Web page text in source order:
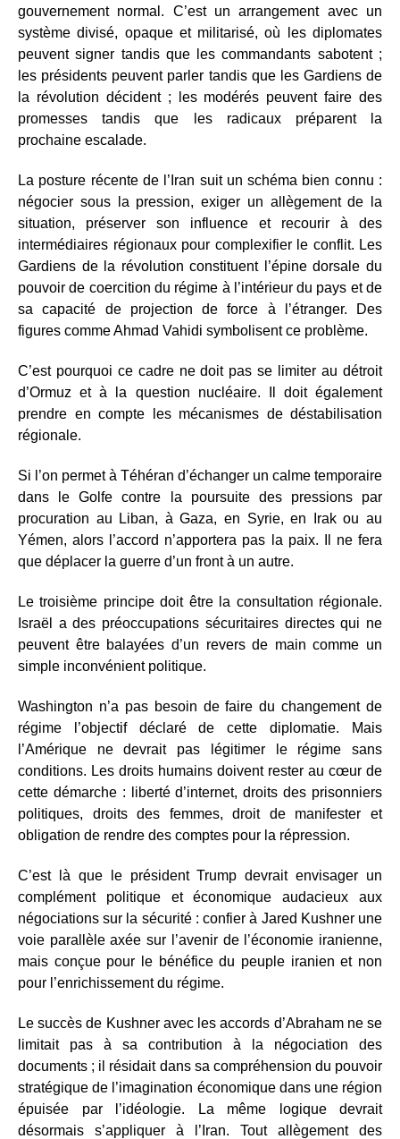
gouvernement normal. C’est un arrangement avec un
système divisé, opaque et militarisé, où les diplomates
peuvent signer tandis que les commandants sabotent ;
les présidents peuvent parler tandis que les Gardiens de
la révolution décident ; les modérés peuvent faire des
promesses tandis que les radicaux préparent la
prochaine escalade.
La posture récente de l’Iran suit un schéma bien connu :
négocier sous la pression, exiger un allègement de la
situation, préserver son influence et recourir à des
intermédiaires régionaux pour complexifier le conflit. Les
Gardiens de la révolution constituent l’épine dorsale du
pouvoir de coercition du régime à l’intérieur du pays et de
sa capacité de projection de force à l’étranger. Des
figures comme Ahmad Vahidi symbolisent ce problème.
C’est pourquoi ce cadre ne doit pas se limiter au détroit
d’Ormuz et à la question nucléaire. Il doit également
prendre en compte les mécanismes de déstabilisation
régionale.
Si l’on permet à Téhéran d’échanger un calme temporaire
dans le Golfe contre la poursuite des pressions par
procuration au Liban, à Gaza, en Syrie, en Irak ou au
Yémen, alors l’accord n’apportera pas la paix. Il ne fera
que déplacer la guerre d’un front à un autre.
Le troisième principe doit être la consultation régionale.
Israël a des préoccupations sécuritaires directes qui ne
peuvent être balayées d’un revers de main comme un
simple inconvénient politique.
Washington n’a pas besoin de faire du changement de
régime l’objectif déclaré de cette diplomatie. Mais
l’Amérique ne devrait pas légitimer le régime sans
conditions. Les droits humains doivent rester au cœur de
cette démarche : liberté d’internet, droits des prisonniers
politiques, droits des femmes, droit de manifester et
obligation de rendre des comptes pour la répression.
C’est là que le président Trump devrait envisager un
complément politique et économique audacieux aux
négociations sur la sécurité : confier à Jared Kushner une
voie parallèle axée sur l’avenir de l’économie iranienne,
mais conçue pour le bénéfice du peuple iranien et non
pour l’enrichissement du régime.
Le succès de Kushner avec les accords d’Abraham ne se
limitait pas à sa contribution à la négociation des
documents ; il résidait dans sa compréhension du pouvoir
stratégique de l’imagination économique dans une région
épuisée par l’idéologie. La même logique devrait
désormais s’appliquer à l’Iran. Tout allègement des